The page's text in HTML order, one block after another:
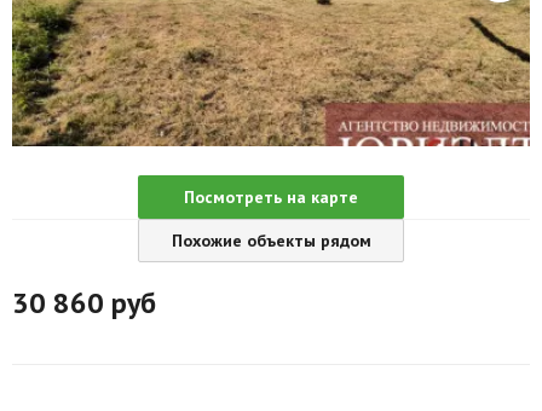
Другие разделы
Новости
Агентства
Грузовое такси
Способы оплаты
Реклама на сайте
Посмотреть на карте
Похожие объекты рядом
30 860 руб